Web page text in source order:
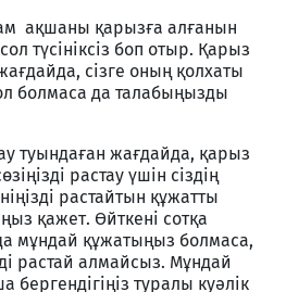
ақшаны қарызға алғанын
түсініксіз боп отыр. Қарыз
сізге оның қолхаты
болмаса да талабыңызды
туындаған жағдайда, қарыз
растау үшін сіздің
растайтын құжатты
қажет. Өйткені сотқа
мұндай құжатыңыз болмаса,
растай алмайсыз. Мұндай
туралы куәлік